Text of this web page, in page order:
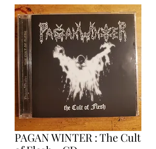
PAGAN WINTER : The Cult